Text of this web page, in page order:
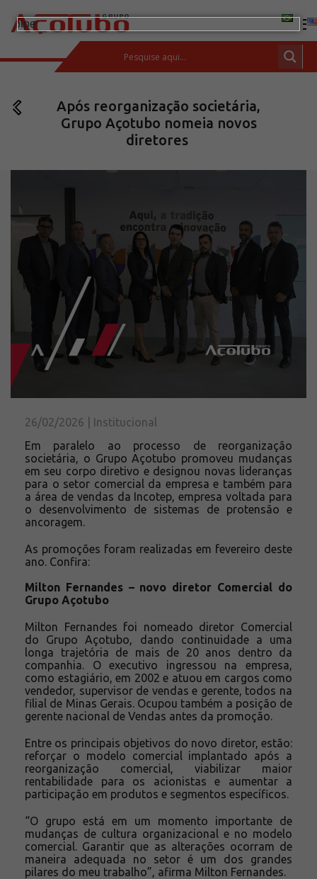
ESPAÇO DO CLIENTE
Aços Inoxidáveis
Soluções integradas
Incotep – Sistemas de Ancoragem
Calculadora
Download
Solicite um orçamento
Sobre a Açotubo
Unidades
Qualidade
Ouvidoria
Blog
ESG
Trabalhe conosco
Após reorganização societária,
Grupo Açotubo nomeia novos
diretores
26/02/2026 | Institucional
Em paralelo ao processo de reorganização
societária, o Grupo Açotubo promoveu mudanças
em seu corpo diretivo e designou novas lideranças
para o setor comercial da empresa e também para
a área de vendas da Incotep, empresa voltada para
o desenvolvimento de sistemas de protensão e
ancoragem.
As promoções foram realizadas em fevereiro deste
ano. Confira:
Milton Fernandes – novo diretor Comercial do
Grupo Açotubo
Milton Fernandes foi nomeado diretor Comercial
do Grupo Açotubo, dando continuidade a uma
longa trajetória de mais de 20 anos dentro da
companhia. O executivo ingressou na empresa,
como estagiário, em 2002 e atuou em cargos como
vendedor, supervisor de vendas e gerente, todos na
filial de Minas Gerais. Ocupou também a posição de
gerente nacional de Vendas antes da promoção.
Entre os principais objetivos do novo diretor, estão:
reforçar o modelo comercial implantado após a
reorganização comercial, viabilizar maior
rentabilidade para os acionistas e aumentar a
participação em produtos e segmentos específicos.
“O grupo está em um momento importante de
mudanças de cultura organizacional e no modelo
comercial. Garantir que as alterações ocorram de
maneira adequada no setor é um dos grandes
pilares do meu trabalho”, afirma Milton Fernandes.